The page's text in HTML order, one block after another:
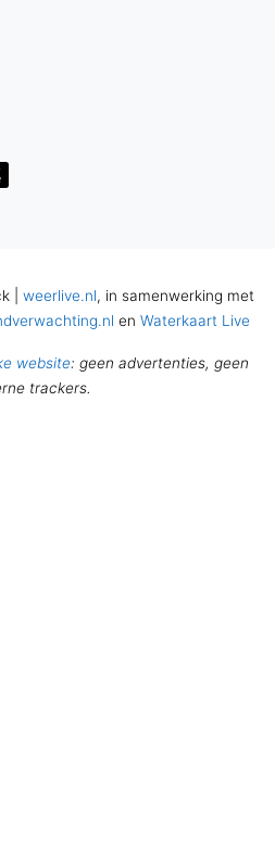
| weerlive.nl, in samenwerking met
en Waterkaart Live
website: geen advertenties, geen
trackers.